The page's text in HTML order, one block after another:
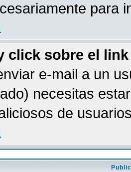
para
click sobre el
e-mail a un
necesitas
de